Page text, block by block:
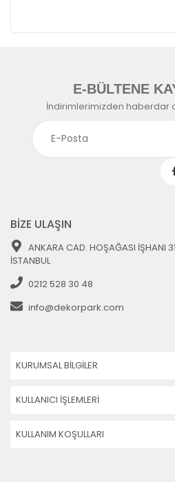
E-BÜLTENE
İndirimlerimizden haberdar
BİZE ULAŞIN
ANKARA CAD. HOŞAĞASI İŞHANI
İSTANBUL
0212 528 30 48
info@dekorpark.com
KURUMSAL BİLGİLER
KULLANICI İŞLEMLERİ
KULLANIM KOŞULLARI